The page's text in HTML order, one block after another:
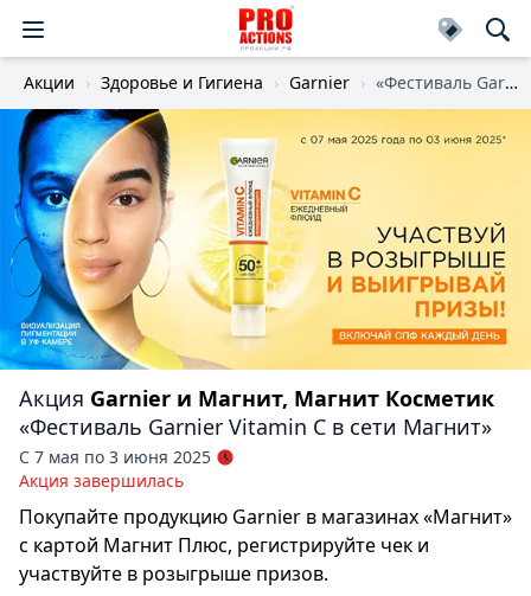
Акции Здоровье и Гигиена Garnier «Фестиваль Garnier Vitamin C в сети Магнит»
Акция Garnier и Магнит, Магнит Косметик
«Фестиваль Garnier Vitamin C в сети Магнит»
С 7 мая по 3 июня 2025
Акция завершилась
Покупайте продукцию Garnier в магазинах «Магнит»
с картой Магнит Плюс, регистрируйте чек и
участвуйте в розыгрыше призов.